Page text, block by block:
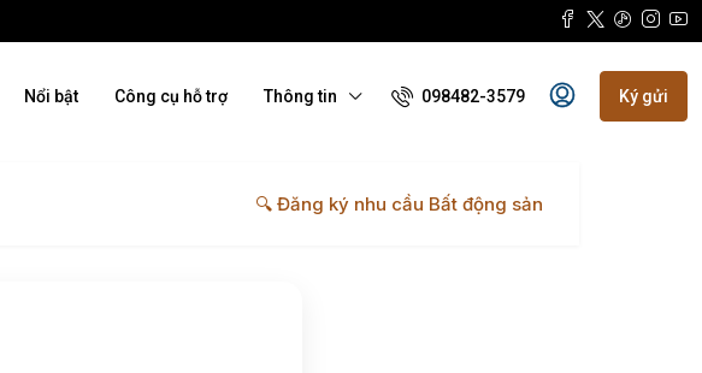
Nổi bật Công cụ hỗ trợ Thông tin 098482-3579 Ký gửi
🔍 Đăng ký nhu cầu Bất động sản